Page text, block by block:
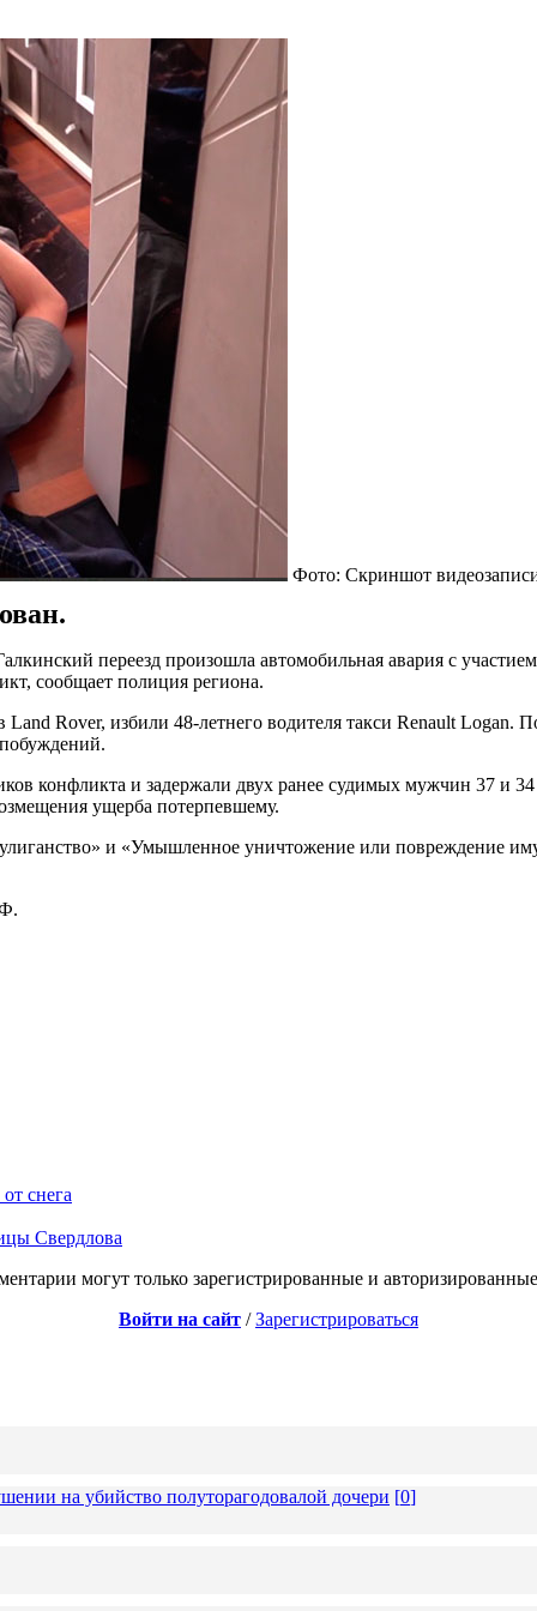
Фото: Скриншот
переезд произошла автомобильная авария с
сообщает полиция региона.
Rover, избили 48-летнего водителя такси Renault
конфликта и задержали двух ранее судимых мужчин 37
ущерба потерпевшему.
и «Умышленное уничтожение или повреждение
снега
Свердлова
могут только зарегистрированные и
Войти на сайт /Зарегистрироваться
на убийство полуторагодовалой дочери [0]